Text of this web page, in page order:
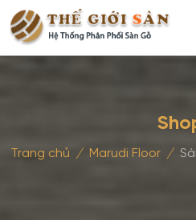
Trang chủ / Marudi Floor /